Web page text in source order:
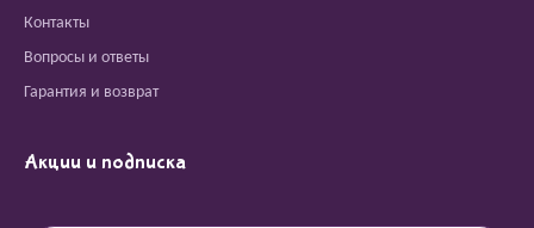
Контакты
Вопросы и ответы
Гарантия и возврат
Акции и подписка